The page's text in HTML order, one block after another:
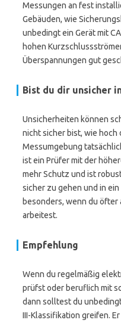
Messungen an fest
Gebäuden, wie
unbedingt ein Gerät mit
hohen
Überspannungen gut
Bist du dir unsicher
Unsicherheiten können
nicht sicher bist, wie
Messumgebung
ist ein Prüfer mit der
mehr Schutz und ist
sicher zu gehen und in
besonders, wenn du
arbeitest.
Empfehlung
Wenn du regelmäßig
prüfst oder beruflich mit
dann solltest du
III-Klassifikation greifen.